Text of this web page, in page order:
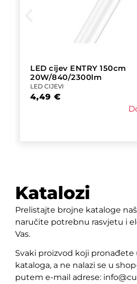
LED cijev ENTRY 150cm
20W/840/2300lm
LED CIJEVI
4,49 €
Katalozi
Prelistajte brojne kataloge
naručite potrebnu rasvjetu i
Vas.
Svaki proizvod koji
kataloga, a ne nalazi se u
putem e-mail adrese: